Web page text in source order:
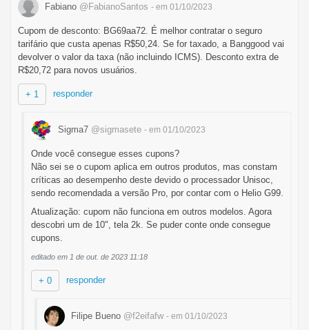
Fabiano @FabianoSantos - em 01/10/2023
Cupom de desconto: BG69aa72. É melhor contratar o seguro
tarifário que custa apenas R$50,24. Se for taxado, a Banggood vai
devolver o valor da taxa (não incluindo ICMS). Desconto extra de
R$20,72 para novos usuários.
+ 1 responder
Sigma7 @sigmasete - em 01/10/2023
Onde você consegue esses cupons?
Não sei se o cupom aplica em outros produtos, mas constam
críticas ao desempenho deste devido o processador Unisoc,
sendo recomendada a versão Pro, por contar com o Helio G99.
Atualização: cupom não funciona em outros modelos. Agora
descobri um de 10", tela 2k. Se puder conte onde consegue
cupons.
editado em 1 de out. de 2023 11:18
+ 0 responder
Filipe Bueno @f2eifafw - em 01/10/2023